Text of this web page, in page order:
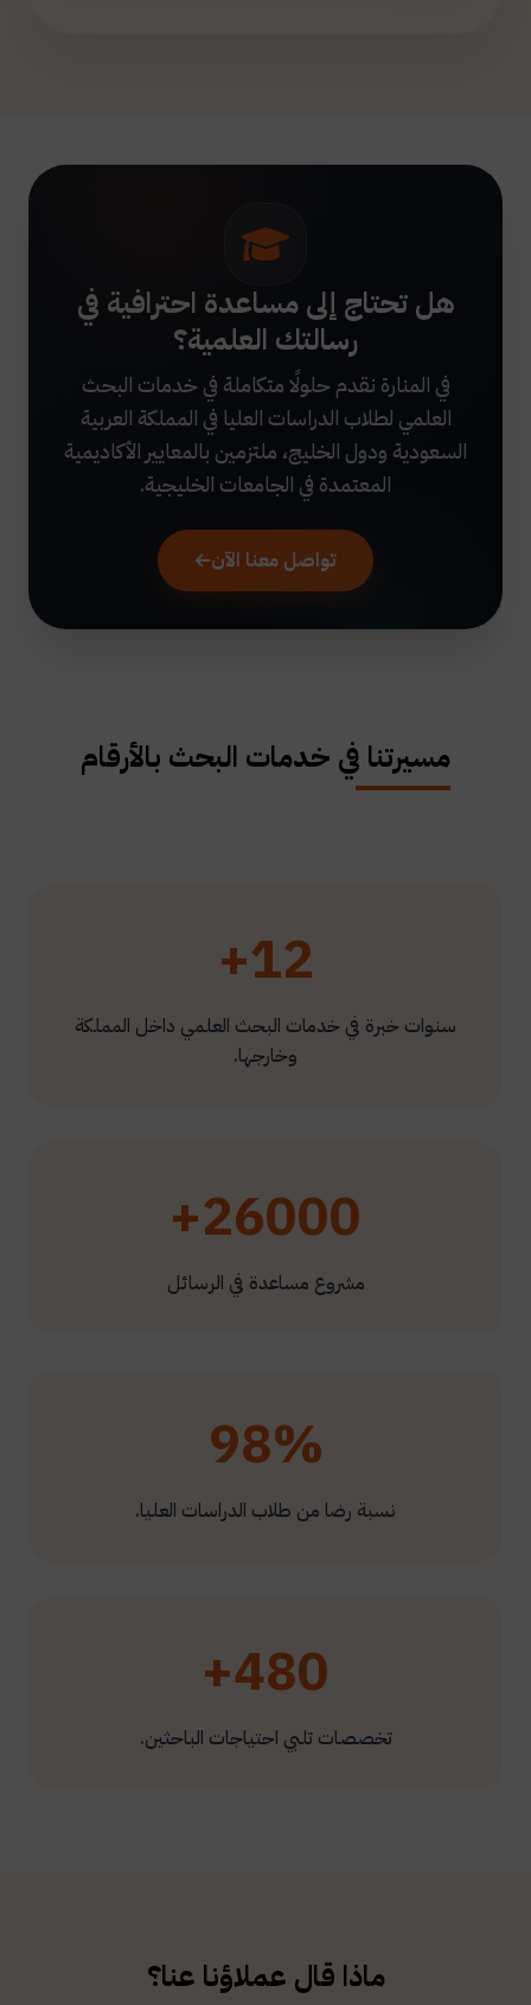
هل تحتاج إلى مساعدة احترافية في
رسالتك العلمية؟
في المنارة نقدم حلولًا متكاملة في خدمات البحث
العلمي لطلاب الدراسات العليا في المملكة العربية
السعودية ودول الخليج، ملتزمين بالمعايير الأكاديمية
المعتمدة في الجامعات الخليجية.
تواصل معنا الآن
مسيرتنا في خدمات البحث بالأرقام
12+
سنوات خبرة في خدمات البحث العلمي داخل المملكة
وخارجها.
26000+
مشروع مساعدة في الرسائل
98%
نسبة رضا من طلاب الدراسات العليا.
480+
تخصصات تلبي احتياجات الباحثين.
ماذا قال عملاؤنا عنا؟